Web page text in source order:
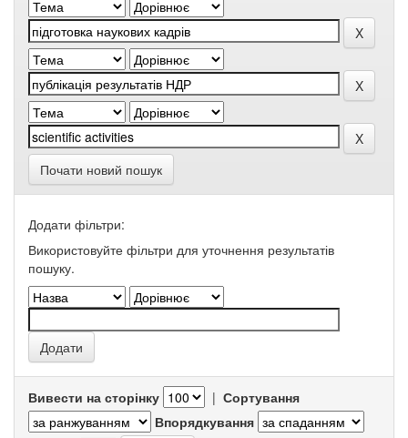
Почати новий пошук
Додати фільтри:
Використовуйте фільтри для уточнення результатів
пошуку.
Вивести на сторінку | Сортування
Впорядкування